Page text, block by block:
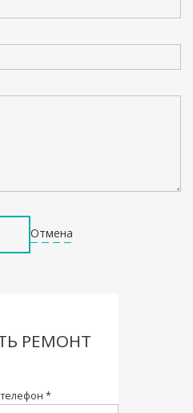
Отмена
РЕМОНТ
*